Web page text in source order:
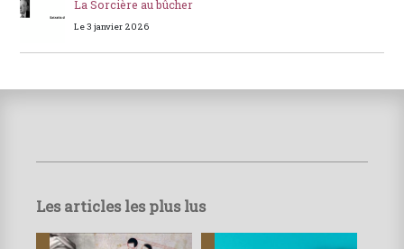
La Sorcière au bûcher
Le 3 janvier 2026
Les articles les plus lus